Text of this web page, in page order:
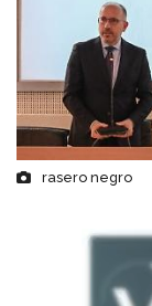
rasero negro